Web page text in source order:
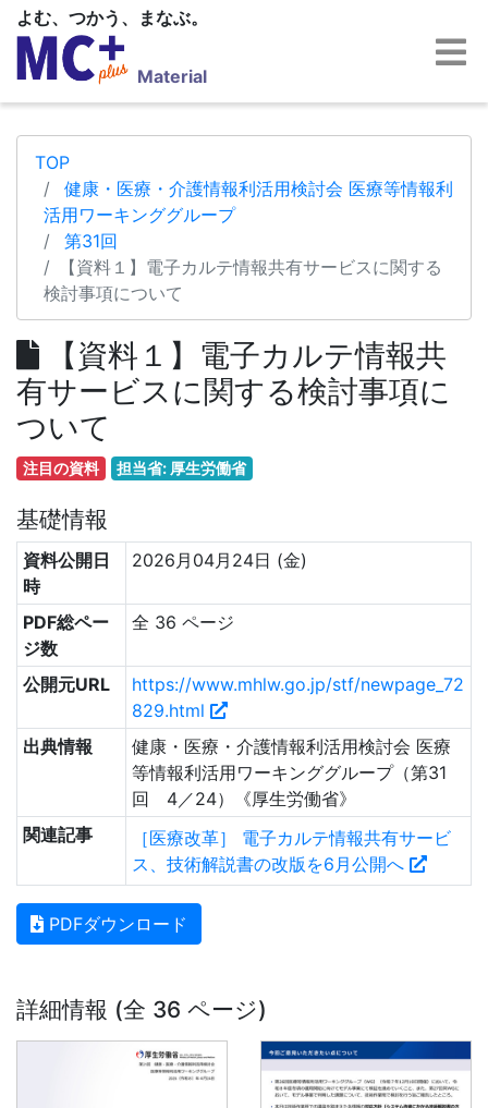
よむ、つかう、まなぶ。
Material
TOP
健康・医療・介護情報利活用検討会 医療等情報利
活用ワーキンググループ
第31回
【資料１】電子カルテ情報共有サービスに関する
検討事項について
【資料１】電子カルテ情報共
有サービスに関する検討事項に
ついて
注目の資料 担当省: 厚生労働省
基礎情報
資料公開日
時
2026月04月24日 (金)
PDF総ペー
ジ数
全 36 ページ
公開元URL
https://www.mhlw.go.jp/stf/newpage_72
829.html
出典情報
健康・医療・介護情報利活用検討会 医療
等情報利活用ワーキンググループ（第31
回 4／24）《厚生労働省》
関連記事
［医療改革］ 電子カルテ情報共有サービ
ス、技術解説書の改版を6月公開へ
PDFダウンロード
詳細情報 (全 36 ページ)